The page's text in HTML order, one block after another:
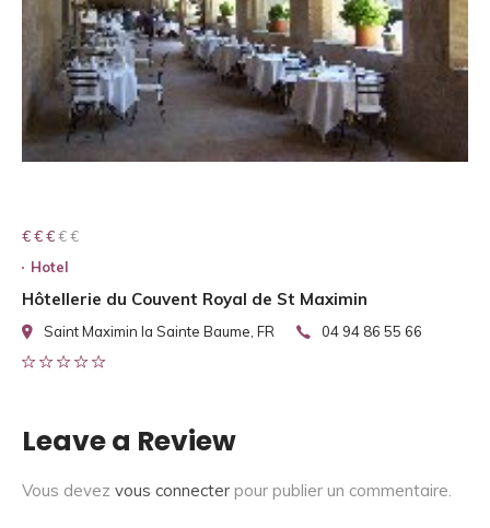
€ € € € €
€ € €
Hotel
Hôtellerie du Couvent Royal de St Maximin
Saint Maximin la Sainte Baume, FR 04 94 86 55 66
Leave a Review
Vous devez vous connecter pour publier un commentaire.